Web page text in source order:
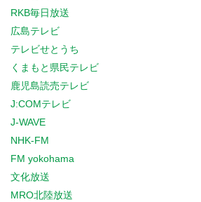
RKB毎日放送
広島テレビ
テレビせとうち
くまもと県民テレビ
鹿児島読売テレビ
J:COMテレビ
J-WAVE
NHK-FM
FM yokohama
文化放送
MRO北陸放送